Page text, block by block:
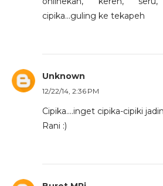
cipika...guling ke tekapeh
Unknown
12/22/14, 2:36 PM
Cipika....inget cipika-cipiki
Rani :)